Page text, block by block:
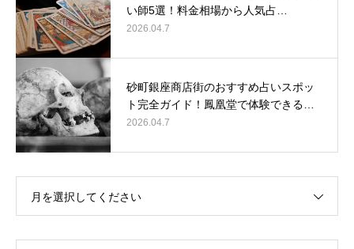
い師5選！料金相場から人気占…
2026.04.7
砂町銀座商店街のおすすめ占いスポッ
ト完全ガイド！鳳凰堂で体験できる…
2026.04.7
月を選択してください